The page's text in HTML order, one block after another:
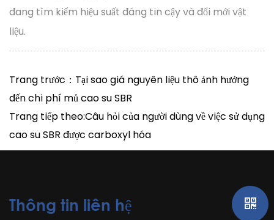
đang tìm kiếm hiệu suất đáng tin cậy và đổi mới vật
liệu.
Trang trước：Tại sao giá nguyên liệu thô ảnh hưởng
đến chi phí mủ cao su SBR
Trang tiếp theo:Câu hỏi của người dùng về việc sử dụng
cao su SBR được carboxyl hóa
Thông tin liên hệ